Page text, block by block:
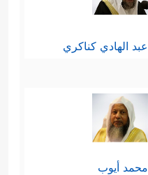
عبد الهادي كناكري
محمد أيوب